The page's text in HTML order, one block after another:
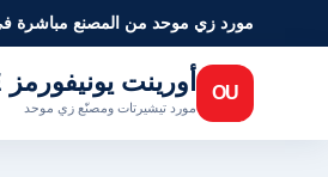
مورد زي موحد من المصنع مباشرة
OU أورينت يونيفورمز FZE
مورد تيشيرتات ومصنّع زي موحد